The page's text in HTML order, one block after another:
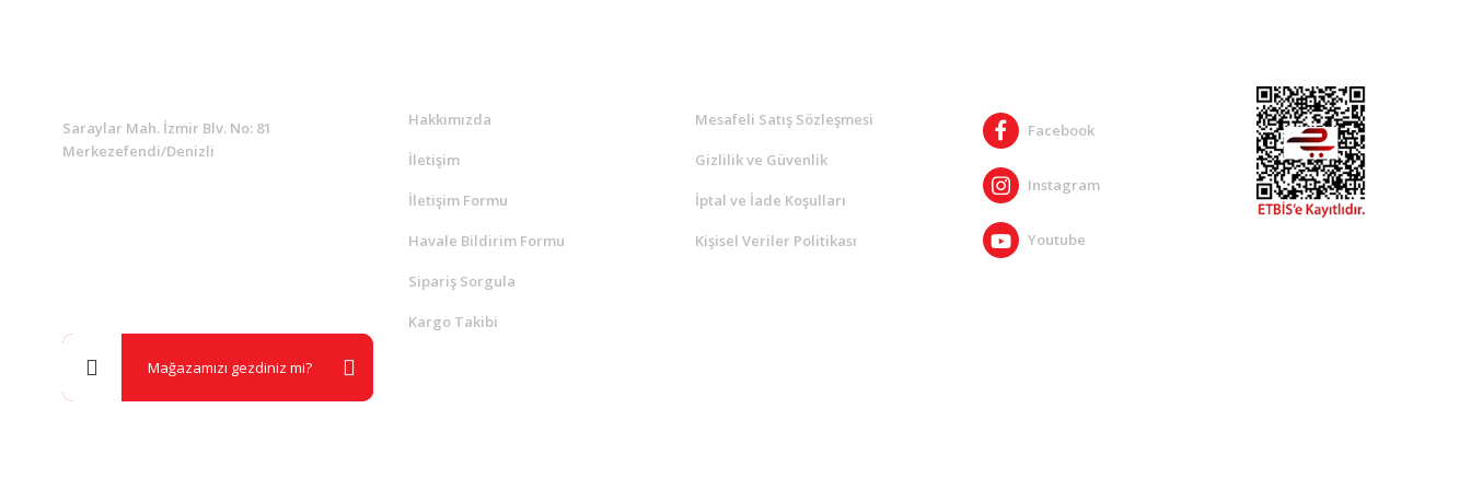
Saraylar Mah. İzmir Blv. No: 81
Merkezefendi/Denizli
Mağazamızı gezdiniz mi?
Hakkımızda
İletişim
İletişim Formu
Havale Bildirim Formu
Sipariş Sorgula
Kargo Takibi
Mesafeli Satış Sözleşmesi
Gizlilik ve Güvenlik
İptal ve İade Koşulları
Kişisel Veriler Politikası
Facebook
Instagram
Youtube